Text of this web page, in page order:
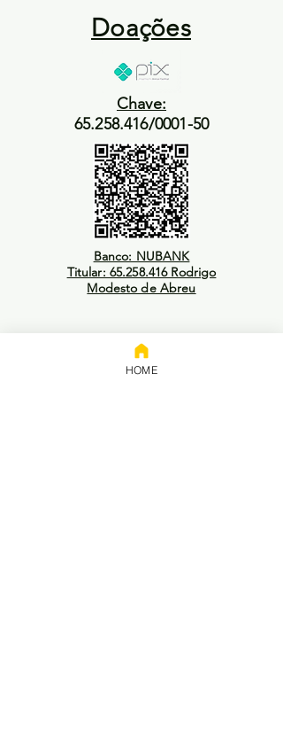
Doações
Chave:
65.258.416/0001-50
Banco: NUBANK
Titular: 65.258.416 Rodrigo
Modesto de Abreu
HOME